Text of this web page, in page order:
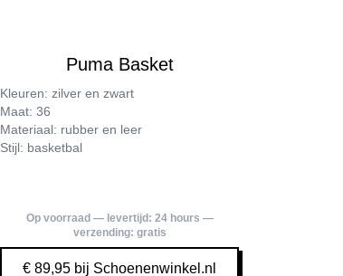
Puma Basket
Kleuren: zilver en zwart
Maat: 36
Materiaal: rubber en leer
Stijl: basketbal
Op voorraad — levertijd: 24 hours —
verzending: gratis
€ 89,95 bij Schoenenwinkel.nl